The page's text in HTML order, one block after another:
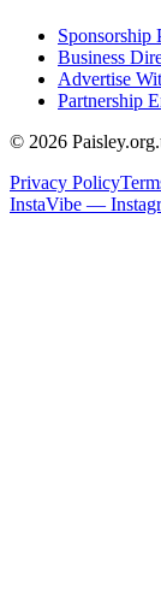
Sponsorship
Business
Advertise
Partnership
© 2026
Privacy Policy
InstaVibe —